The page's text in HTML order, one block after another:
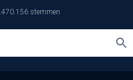
stemmen